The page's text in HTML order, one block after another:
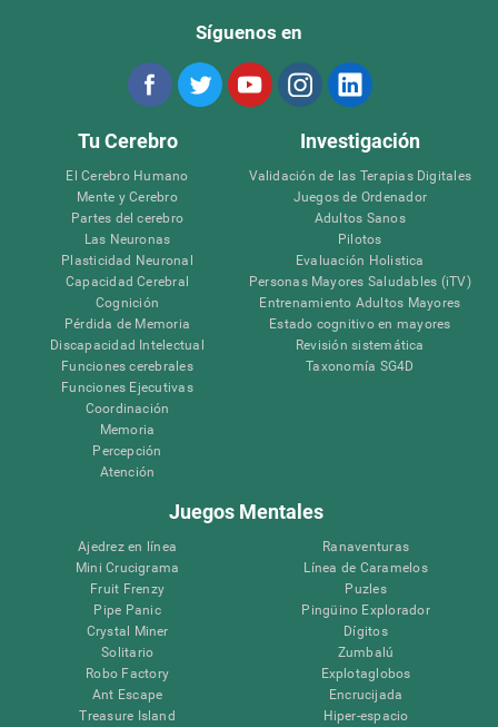
Síguenos en
Tu Cerebro
El Cerebro Humano
Mente y Cerebro
Partes del cerebro
Las Neuronas
Plasticidad Neuronal
Capacidad Cerebral
Cognición
Pérdida de Memoria
Discapacidad Intelectual
Funciones cerebrales
Funciones Ejecutivas
Coordinación
Memoria
Percepción
Atención
Investigación
Validación de las Terapias Digitales
Juegos de Ordenador
Adultos Sanos
Pilotos
Evaluación Holistica
Personas Mayores Saludables (iTV)
Entrenamiento Adultos Mayores
Estado cognitivo en mayores
Revisión sistemática
Taxonomía SG4D
Juegos Mentales
Ajedrez en línea
Mini Crucigrama
Fruit Frenzy
Pipe Panic
Crystal Miner
Solitario
Robo Factory
Ant Escape
Treasure Island
Ranaventuras
Línea de Caramelos
Puzles
Pingüino Explorador
Dígitos
Zumbalú
Explotaglobos
Encrucijada
Hiper-espacio